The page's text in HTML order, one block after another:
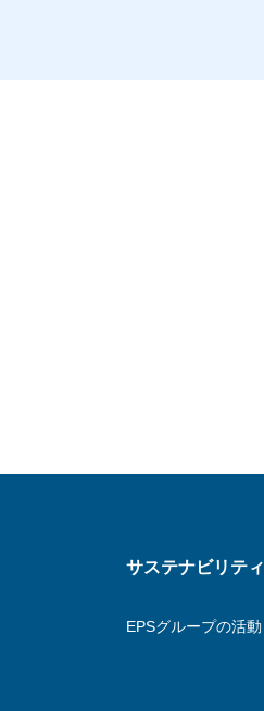
サステナビリティ
EPSグループの活動